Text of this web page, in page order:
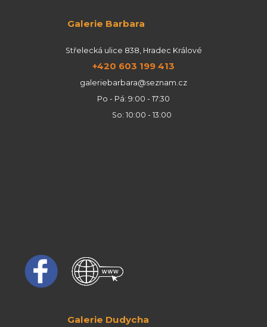
Galerie Barbara
Střelecká ulice 838, Hradec Králové
+420 603 199 413
galeriebarbara@seznam.cz
Po - Pá: 9:00 - 17:30
So: 10:00 - 13:00
Galerie Dudycha